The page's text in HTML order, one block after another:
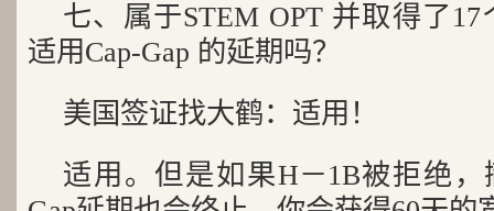
七、属于STEM OPT 并取得了
适用Cap-Gap 的延期吗？
美国签证找大鹤：适用！
适用。但是如果H－1B被拒绝，